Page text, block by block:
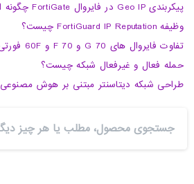
پیکربندی Geo IP در فایروال FortiGate چگونه انجام می‌شود؟
وظیفه FortiGuard IP Reputation چیست؟
تفاوت فایروال های 70 G و 70 F و 60F فورتی‌گیت
حمله فعال و غیرفعال شبکه چیست؟
طراحی شبکه دیتاسنتر مبتنی بر هوش مصنوعی